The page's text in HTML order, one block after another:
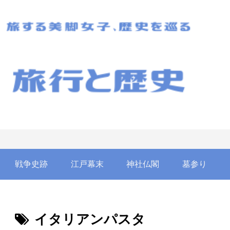
戦争史跡 江戸幕末 神社仏閣 墓参り
イタリアンパスタ